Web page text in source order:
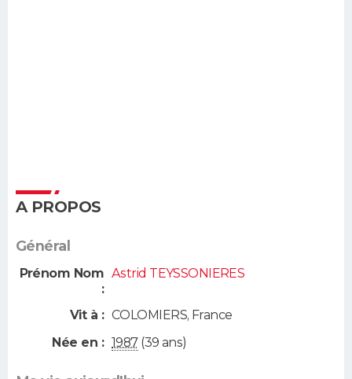
A PROPOS
Général
Prénom Nom
:
Astrid TEYSSONIERES
Vit à : COLOMIERS, France
Née en : 1987(39 ans)